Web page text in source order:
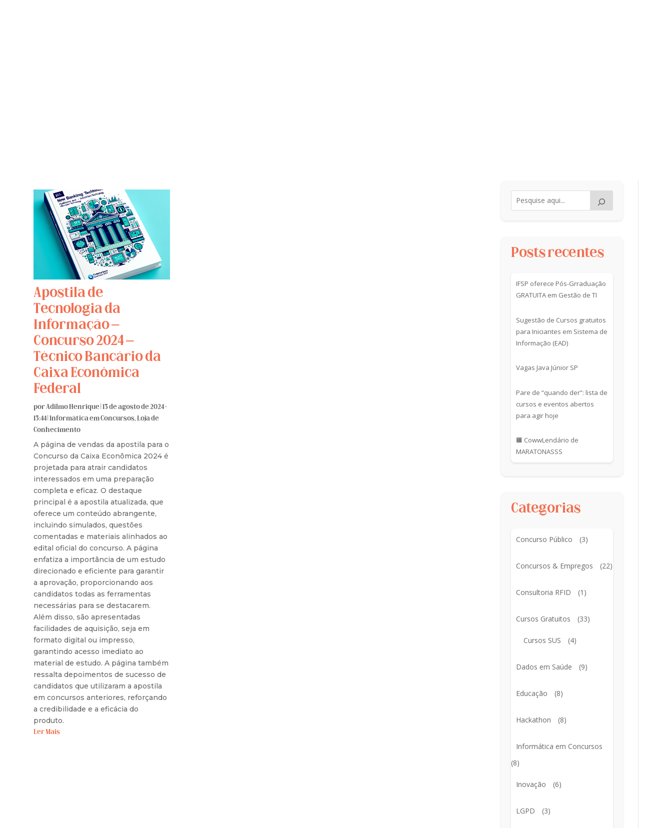
Apostila de
Tecnologia da
Informação –
Concurso 2024 –
Técnico Bancário da
Caixa Econômica
Federal
porAdilmo Henrique |13 de agosto de 2024 -
13:44 |Informática em Concursos,Loja de
Conhecimento
A página de vendas da apostila para o
Concurso da Caixa Econômica 2024 é
projetada para atrair candidatos
interessados em uma preparação
completa e eficaz. O destaque
principal é a apostila atualizada, que
oferece um conteúdo abrangente,
incluindo simulados, questões
comentadas e materiais alinhados ao
edital oficial do concurso. A página
enfatiza a importância de um estudo
direcionado e eficiente para garantir
a aprovação, proporcionando aos
candidatos todas as ferramentas
necessárias para se destacarem.
Além disso, são apresentadas
facilidades de aquisição, seja em
formato digital ou impresso,
garantindo acesso imediato ao
material de estudo. A página também
ressalta depoimentos de sucesso de
candidatos que utilizaram a apostila
em concursos anteriores, reforçando
a credibilidade e a eficácia do
produto.
Ler Mais
Posts recentes
IFSP oferece Pós-Grraduação
GRATUITA em Gestão de TI
Sugestão de Cursos gratuitos
para Iniciantes em Sistema de
Informação (EAD)
Vagas Java Júnior SP
Pare de “quando der”: lista de
cursos e eventos abertos
para agir hoje
🟧 CowwLendário de
MARATONASSS
Categorias
Concurso Público (3)
Concursos & Empregos (22)
Consultoria RFID (1)
Cursos Gratuitos (33)
Cursos SUS (4)
Dados em Saúde (9)
Educação (8)
Hackathon (8)
Informática em Concursos
(8)
Inovação (6)
LGPD (3)